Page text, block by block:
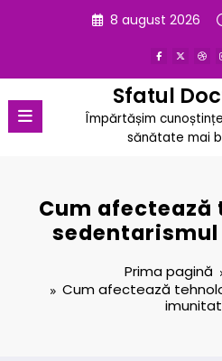
8 august 2026
Sfatul
Împărtășim
sănătate mai
Cum afectează
Prima pagină
Cum afectează